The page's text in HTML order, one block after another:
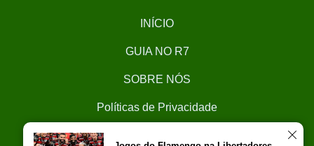
INÍCIO
GUIA NO R7
SOBRE NÓS
Políticas de Privacidade